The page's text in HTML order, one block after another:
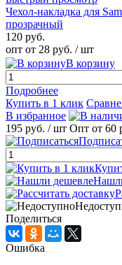
Чехол-накладка для
прозрачный
120 руб.
опт от 28 руб. / шт
В корзину
Подробнее
Купить в 1 клик
В избранное
195 руб. / шт Опт от 60
Поделиться
Ошибка